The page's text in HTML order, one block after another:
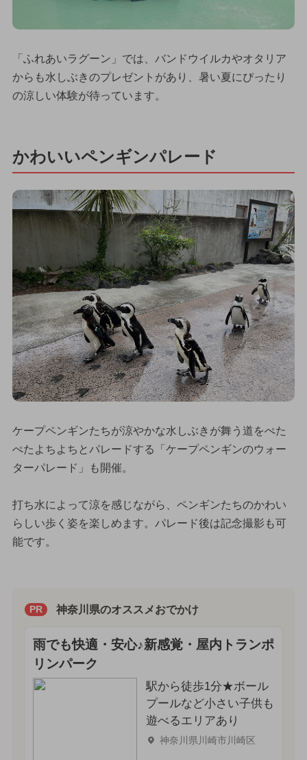
「ふれあいラグーン」では、バンドウイルカやオタリア
からも水しぶきのプレゼントがあり、暑い夏にぴったり
の涼しい体験が待っています。
かわいいペンギンパレード
ケープペンギンたちが涼やかな水しぶきが舞う道をぺた
ぺたよちよちとパレードする「ケープペンギンのウォー
ターパレード」も開催。
打ち水によって涼を感じながら、ペンギンたちのかわい
らしい歩く姿を楽しめます。パレード後は記念撮影も可
能です。
PR 神奈川県のオススメおでかけ
雨でも快適・安心♪新感覚・屋内トランポ
リンパーク
駅から徒歩1分★ボール
プールなど小さい子供も
遊べるエリアあり
神奈川県川崎市川崎区